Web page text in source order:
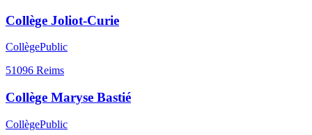
Collège Joliot-Curie
CollègePublic
51096 Reims
Collège Maryse Bastié
CollègePublic